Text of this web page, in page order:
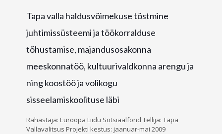
Tapa valla haldusvõimekuse tõstmine
juhtimissüsteemi ja töökorralduse
tõhustamise, majandusosakonna
meeskonnatöö, kultuurivaldkonna arengu ja
ning koostöö ja volikogu
sisseelamiskoolituse läbi
Rahastaja: Euroopa Liidu Sotsiaalfond Tellija: Tapa
Vallavalitsus Projekti kestus: jaanuar-mai 2009